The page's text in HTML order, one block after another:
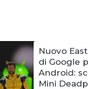
Nuovo
di Google
Android:
Mini